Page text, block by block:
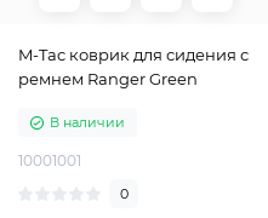
M-Tac коврик для сидения с
ремнем Ranger Green
В наличии
10001001
0